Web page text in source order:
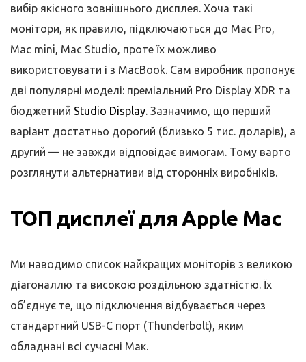
вибір якісного зовнішнього дисплея. Хоча такі
монітори, як правило, підключаються до Mac Pro,
Mac mini, Mac Studio, проте їх можливо
використовувати і з MacBook. Сам виробник пропонує
дві популярні моделі: преміальний Pro Display XDR та
бюджетний Studio Display. Зазначимо, що перший
варіант достатньо дорогий (близько 5 тис. доларів), а
другий — не завжди відповідає вимогам. Тому варто
розглянути альтернативи від сторонніх виробніків.
ТОП дисплеї для Apple Mac
Ми наводимо список найкращих моніторів з великою
діагоналлю та високою роздільною здатністю. Їх
об’єднує те, що підключення відбувається через
стандартний USB-C порт (Thunderbolt), яким
обладнані всі сучасні Мак.